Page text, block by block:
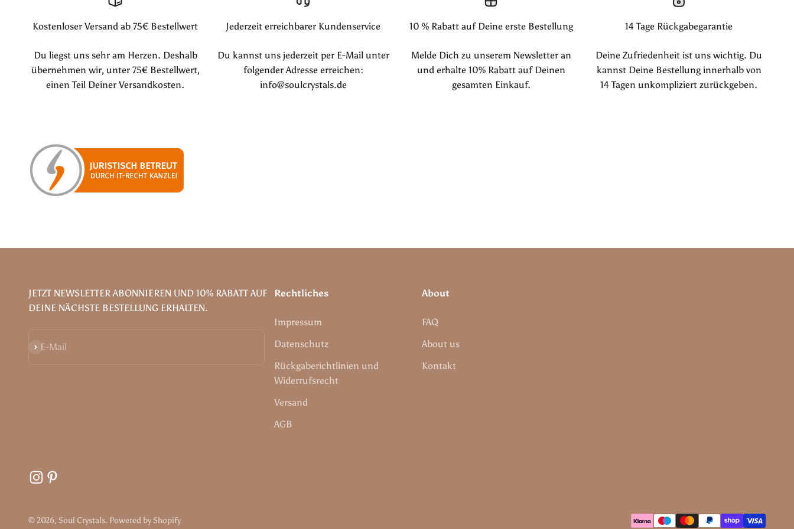
Kostenloser Versand ab 75€ Bestellwert
Du liegst uns sehr am Herzen. Deshalb
übernehmen wir, unter 75€ Bestellwert,
einen Teil Deiner Versandkosten.
Jederzeit erreichbarer Kundenservice
Du kannst uns jederzeit per E-Mail unter
folgender Adresse erreichen:
info@soulcrystals.de
10 % Rabatt auf Deine erste Bestellung
Melde Dich zu unserem Newsletter an
und erhalte 10% Rabatt auf Deinen
gesamten Einkauf.
14 Tage Rückgabegarantie
Deine Zufriedenheit ist uns wichtig. Du
kannst Deine Bestellung innerhalb von
14 Tagen unkompliziert zurückgeben.
JETZT NEWSLETTER ABONNIEREN UND 10% RABATT AUF
DEINE NÄCHSTE BESTELLUNG ERHALTEN.
E-Mail
Abonnieren
Rechtliches
Impressum
Datenschutz
Rückgaberichtlinien und
Widerrufsrecht
Versand
AGB
About
FAQ
About us
Kontakt
© 2026, Soul Crystals. Powered by Shopify